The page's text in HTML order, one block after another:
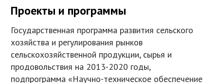
Проекты и программы
Государственная программа развития сельского
хозяйства и регулирования рынков
сельскохозяйственной продукции, сырья и
продовольствия на 2013-2020 годы,
подпрограмма «Научно-техническое обеспечение